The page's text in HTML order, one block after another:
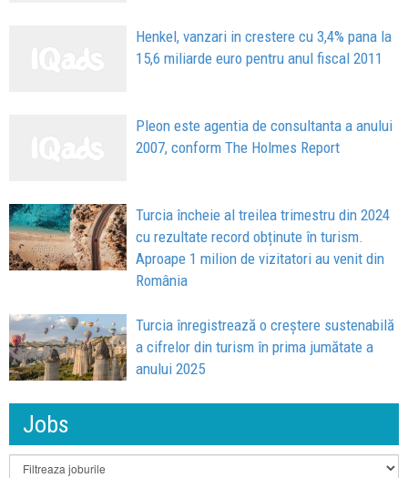
Henkel, vanzari in crestere cu 3,4% pana la
15,6 miliarde euro pentru anul fiscal 2011
Pleon este agentia de consultanta a anului
2007, conform The Holmes Report
Turcia încheie al treilea trimestru din 2024
cu rezultate record obținute în turism.
Aproape 1 milion de vizitatori au venit din
România
Turcia înregistrează o creștere sustenabilă
a cifrelor din turism în prima jumătate a
anului 2025
Jobs